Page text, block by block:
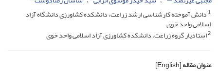
1دانش آموخته کارشناسی ارشد زراعت، دانشکده کشاورزی دانشگاه آزاد
اسلامی واحد خوی
2استادیار گروه زراعت، دانشکده کشاورزی آزاد اسلامی واحد خوی
عنوان مقاله[English]